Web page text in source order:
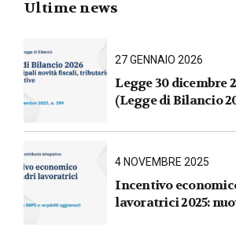
Ultime news
27 GENNAIO 2026
Legge 30 dicembre
(Legge di Bilancio
fiscali, tributarie,
4 NOVEMBRE 2025
Incentivo
lavoratrici 2025: